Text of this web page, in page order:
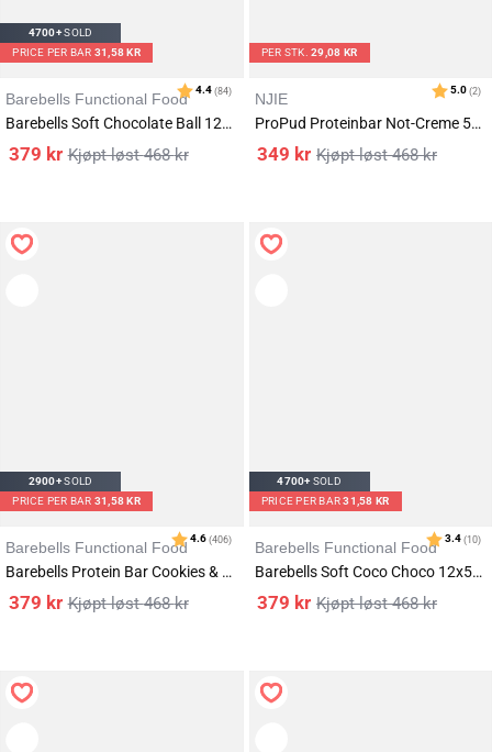
4700+SOLD
PRICE PER BAR 31,58 KR
Barebells Functional Food
Barebells Soft Chocolate Ball 12x55g
468kr
379 kr
PER STK.29,08 KR
NJIE
ProPud Proteinbar Not-Creme 55g (12-Pack)
468kr
349 kr
2900+SOLD
PRICE PER BAR 31,58 KR
Barebells Functional Food
Barebells Protein Bar Cookies & Cream 12x55g
468kr
379 kr
4700+SOLD
PRICE PER BAR31,58 KR
Barebells Functional Food
Barebells Soft Coco Choco 12x55g
468kr
379 kr